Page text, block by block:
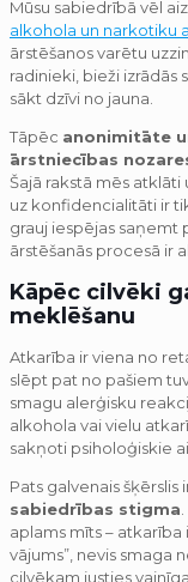
Mūsu sabiedrībā vēl
alkohola un narkotiku
ārstēšanos varētu
radinieki, bieži izrādās
sākt dzīvi no jauna.
Tāpēc anonimitāte
ārstniecības
Šajā rakstā mēs
uz konfidencialitāti ir
grauj iespējas saņemt
ārstēšanās procesā ir
Kāpēc cilvēki
meklēšanu
Atkarība ir viena no
slēpt pat no pašiem
smagu alerģisku
alkohola vai vielu
sakņoti psiholoģiskie
Pats galvenais šķērslis
sabiedrības stigma
aplams mīts – atkarība
vājums”, nevis smaga
cilvēkam justies